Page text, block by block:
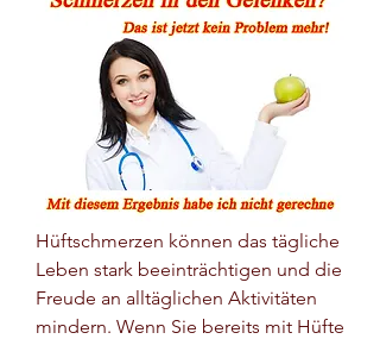
Hüftschmerzen können das tägliche
Leben stark beeinträchtigen und die
Freude an alltäglichen Aktivitäten
mindern. Wenn Sie bereits mit Hüfte